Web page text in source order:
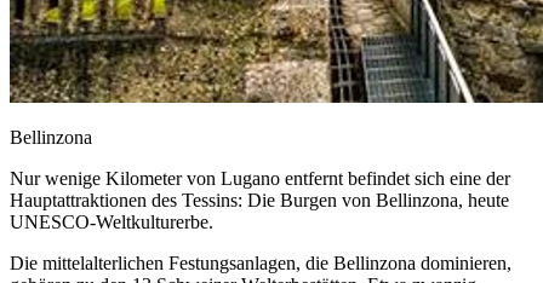
Bellinzona
Nur wenige Kilometer von Lugano entfernt befindet sich eine der
Hauptattraktionen des Tessins: Die Burgen von Bellinzona, heute
UNESCO-Weltkulturerbe.
Die mittelalterlichen Festungsanlagen, die Bellinzona dominieren,